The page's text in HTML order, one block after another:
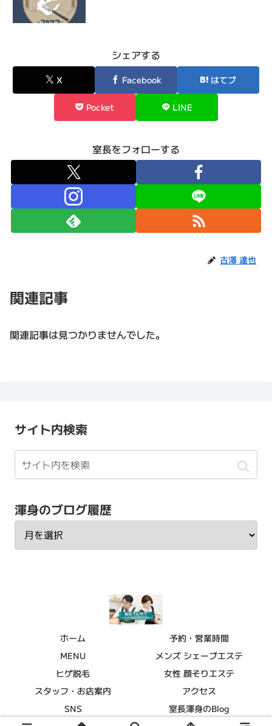
シェアする
X Facebook はてブ
Pocket LINE
室長をフォローする
古澤 達也
関連記事
関連記事は見つかりませんでした。
サイト内検索
渾身のブログ履歴
ホーム
予約・営業時間
MENU
メンズ シェーブエステ
ヒゲ脱毛
女性 顔そりエステ
スタッフ・お店案内
アクセス
SNS
室長渾身のBlog